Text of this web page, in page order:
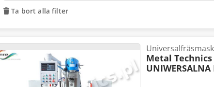
Ta bort alla filter
Metal Technics
UNIWERSALNA